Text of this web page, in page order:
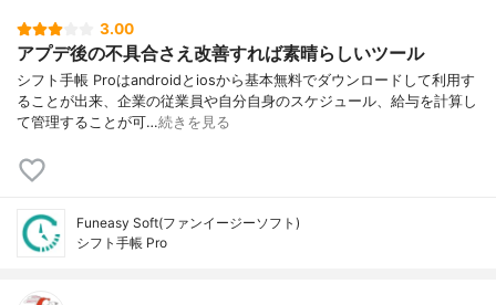
3.00
アプデ後の不具合さえ改善すれば素晴らしいツール
シフト手帳 Proはandroidとiosから基本無料でダウンロードして利用す
ることが出来、企業の従業員や自分自身のスケジュール、給与を計算し
て管理することが可…続きを見る
Funeasy Soft(ファンイージーソフト)
シフト手帳 Pro